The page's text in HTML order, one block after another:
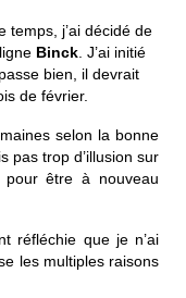
temps, j’ai décidé de
Binck . J’ai initié
bien, il devrait
de février.
selon la bonne
pas trop d’illusion sur
être à nouveau
réfléchie que je n’ai
les multiples raisons